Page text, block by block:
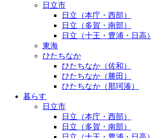
日立市
日立（本庁・西部）
日立（多賀・南部）
日立（十王・豊浦・日高）
東海
ひたちなか
ひたちなか（佐和）
ひたちなか（勝田）
ひたちなか（那珂湊）
暮らす
日立市
日立（本庁・西部）
日立（多賀・南部）